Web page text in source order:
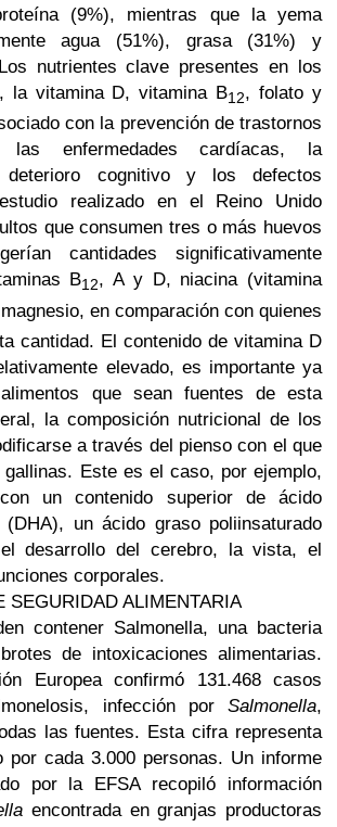
(9%), mientras que la yema
agua (51%), grasa (31%) y
nutrientes clave presentes en los
la vitamina D, vitamina B12, folato y
con la prevención de trastornos
las enfermedades cardíacas, la
deterioro cognitivo y los defectos
realizado en el Reino Unido
que consumen tres o más huevos
cantidades significativamente
B12, A y D, niacina (vitamina
en comparación con quienes
cantidad. El contenido de vitamina D
elevado, es importante ya
que sean fuentes de esta
la composición nutricional de los
a través del pienso con el que
Este es el caso, por ejemplo,
un contenido superior de ácido
(DHA), un ácido graso poliinsaturado
desarrollo del cerebro, la vista, el
corporales.
SEGURIDAD ALIMENTARIA
contener Salmonella, una bacteria
de intoxicaciones alimentarias.
Europea confirmó 131.468 casos
infección por Salmonella,
las fuentes. Esta cifra representa
por cada 3.000 personas. Un informe
por la EFSA recopiló información
encontrada en granjas productoras